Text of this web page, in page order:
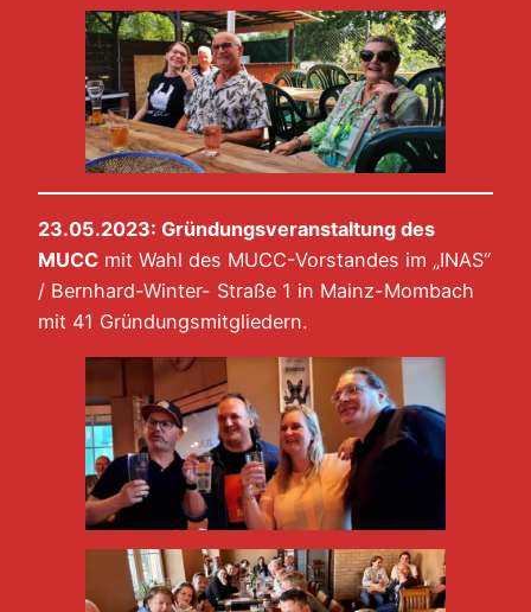
23.05.2023: Gründungsveranstaltung des
MUCC mit Wahl des MUCC-Vorstandes im „INAS“
/ Bernhard-Winter- Straße 1 in Mainz-Mombach
mit 41 Gründungsmitgliedern.